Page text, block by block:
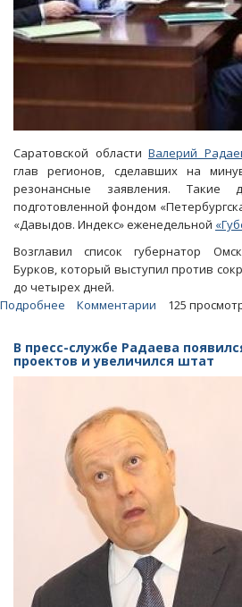
Саратовской области Валерий
глав регионов, сделавших на
резонансные заявления. Такие
подготовленной фондом
«Давыдов. Индекс» еженедельной
Возглавил список губернатор
Бурков, который выступил против
до четырех дней.
Подробнее
Путину
Радаева
«Губернаторскую
повестку»
Комментарии 125
В пресс-службе Радаева
проектов и увеличился штат